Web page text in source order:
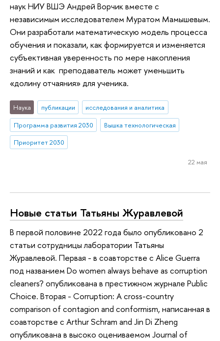
наук НИУ ВШЭ Андрей Ворчик вместе с
независимым исследователем Муратом Мамышевым.
Они разработали математическую модель процесса
обучения и показали, как формируется и изменяется
субъективная уверенность по мере накопления
знаний и как преподаватель может уменьшить
«долину отчаяния» для ученика.
Наука публикации
исследования и аналитика
Программа развития 2030
Вышка технологическая
Приоритет 2030
22 мая
Новые статьи Татьяны Журавлевой
В первой половине 2022 года было опубликовано 2
статьи сотрудницы лаборатории Татьяны
Журавлевой. Первая - в соавторстве с Alice Guerra
под названием Do women always behave as corruption
cleaners? опубликована в престижном журнале Public
Choice. Вторая - Corruption: A cross-country
comparison of contagion and conformism, написанная в
соавторстве с Arthur Schram and Jin Di Zheng
опубликована в высоко оцениваемом Journal of